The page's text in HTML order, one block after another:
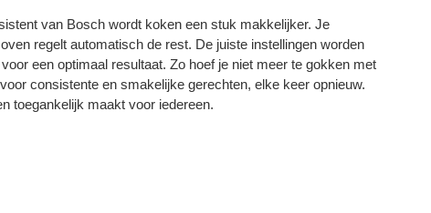
van Bosch wordt koken een stuk makkelijker. Je
regelt automatisch de rest. De juiste instellingen worden
een optimaal resultaat. Zo hoef je niet meer te gokken met
consistente en smakelijke gerechten, elke keer opnieuw.
toegankelijk maakt voor iedereen.